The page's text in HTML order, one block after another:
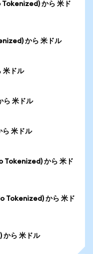
から 米ド
から 米ドル
米ドル
米ドル
米ドル
Tokenized) から 米ド
Tokenized) から 米ド
ら 米ドル